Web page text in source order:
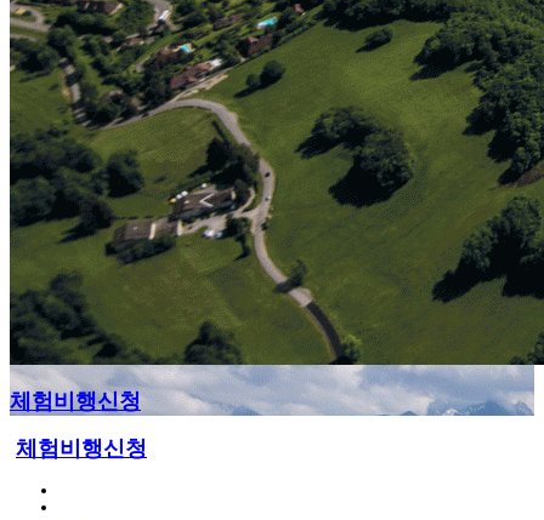
체험비행신청
체험비행신청